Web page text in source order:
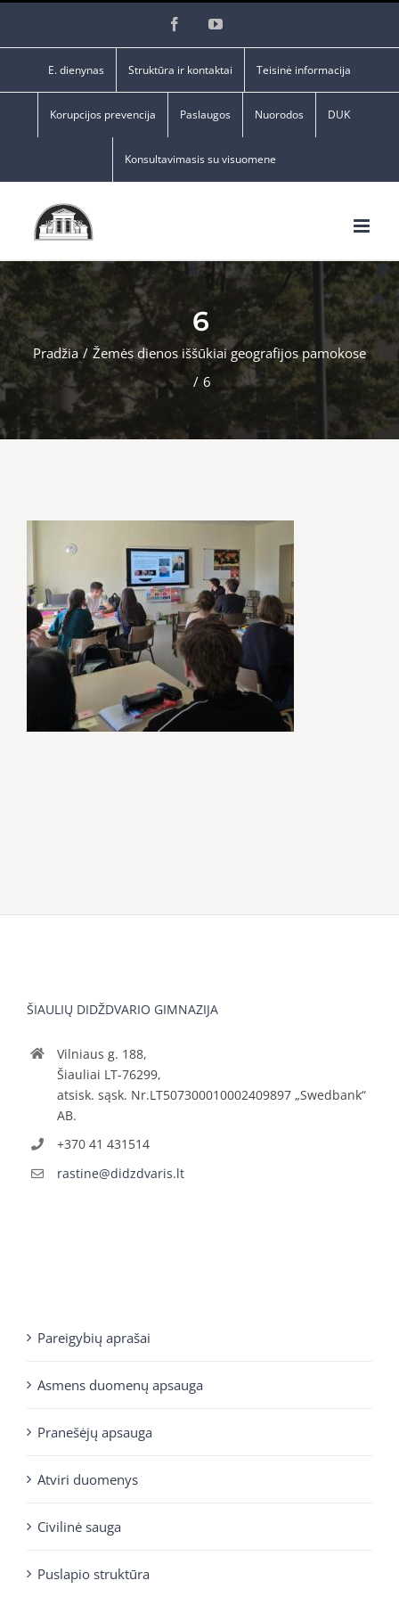
FacebookYouTube
E. dienynas Struktūra ir kontaktai Teisinė informacija
Korupcijos prevencija Paslaugos Nuorodos DUK
Konsultavimasis su visuomene
6
Pradžia / Žemės dienos iššūkiai geografijos pamokose
/ 6
ŠIAULIŲ DIDŽDVARIO GIMNAZIJA
Vilniaus g. 188,
Šiauliai LT-76299,
atsisk. sąsk. Nr.LT507300010002409897 „Swedbank“
AB.
+370 41 431514
rastine@didzdvaris.lt
Pareigybių aprašai
Asmens duomenų apsauga
Pranešėjų apsauga
Atviri duomenys
Civilinė sauga
Puslapio struktūra